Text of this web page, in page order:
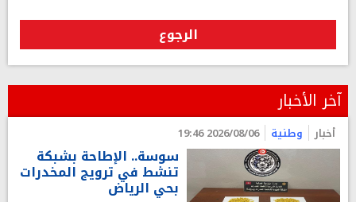
الرجوع
آخر الأخبار
أخبار وطنية 2026/08/06 19:46
سوسة.. الإطاحة بشبكة
تنشط في ترويج المخدرات
بحي الرياض